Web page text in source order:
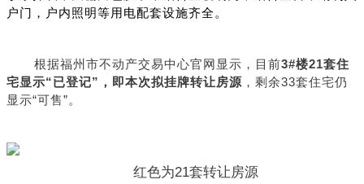
户门，户内照明等用电配套设施齐全。
根据福州市不动产交易中心官网显示，目前3#楼21套住
宅显示“已登记”，即本次拟挂牌转让房源 ，剩余33套住宅仍
显示“可售”。
红色为21套转让房源